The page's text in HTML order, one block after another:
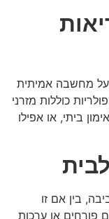
על מחשבה אמיתית
כוללות מזרני
ביתי, או אפילו
בין אם זו
פורחים או ערכות